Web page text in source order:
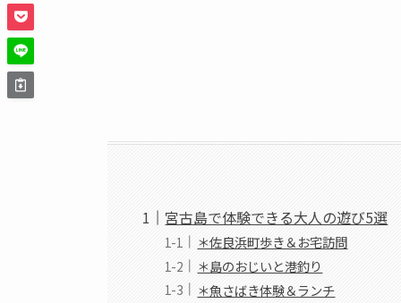
宮古島で体験できる大人の遊び5選
＊佐良浜町歩き＆お宅訪問
＊島のおじいと港釣り
＊魚さばき体験＆ランチ